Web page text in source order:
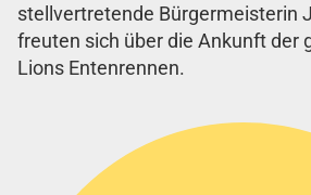
stellvertretende Bürgermeisterin
freuten sich über die Ankunft der
Lions Entenrennen.